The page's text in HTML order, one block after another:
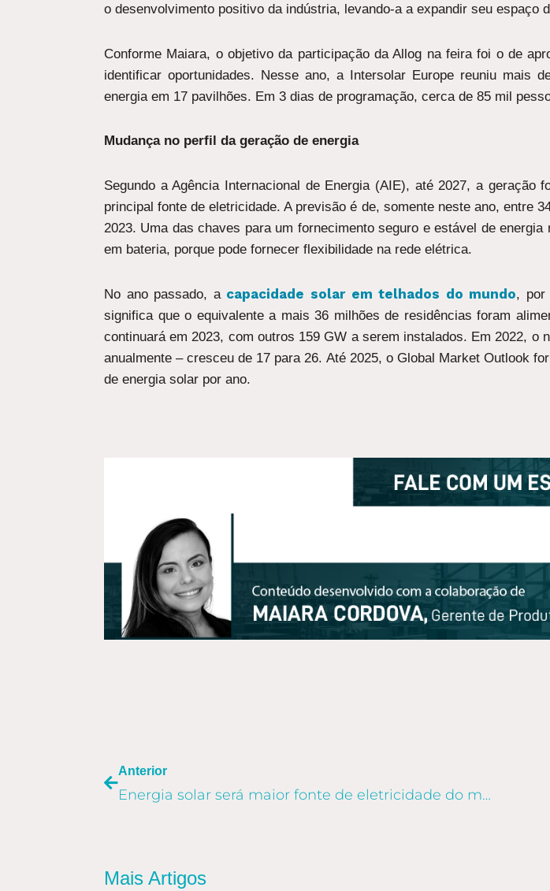
o desenvolvimento positivo da indústria, levando-a a expandir seu espaço
Conforme Maiara, o objetivo da participação da Allog na feira foi o de
identificar oportunidades. Nesse ano, a Intersolar Europe reuniu mais
energia em 17 pavilhões. Em 3 dias de programação, cerca de 85 mil
Mudança no perfil da geração de energia
Segundo a Agência Internacional de Energia (AIE), até 2027, a
principal fonte de eletricidade. A previsão é de, somente neste ano, entre
2023. Uma das chaves para um fornecimento seguro e estável de
em bateria, porque pode fornecer flexibilidade na rede elétrica.
No ano passado, a capacidade solar em telhados do mundo, por
significa que o equivalente a mais 36 milhões de residências foram
continuará em 2023, com outros 159 GW a serem instalados. Em 2022,
anualmente – cresceu de 17 para 26. Até 2025, o Global Market Outlook
de energia solar por ano.
Anterior
Energia solar será maior fonte de eletricidade do mundo até 2027
Mais Artigos